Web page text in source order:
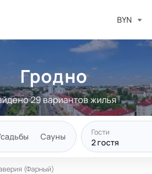
BYN
Гродно
29 вариантов жилья
Сауны Гости
2гостя
(Фарный)